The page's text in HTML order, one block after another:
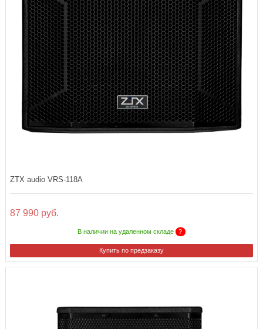
ZTX audio VRS-118A
87 990 руб.
В наличии на удаленном складе ?
Купить по предзаказу